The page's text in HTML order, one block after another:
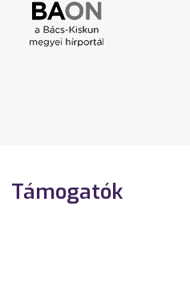
Támogatók